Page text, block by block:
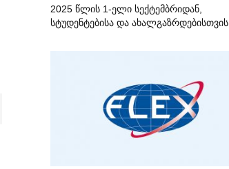
2025 წლის 1-ელი სექტემბრიდან,
სტუდენტებისა და ახალგაზრდებისთვის